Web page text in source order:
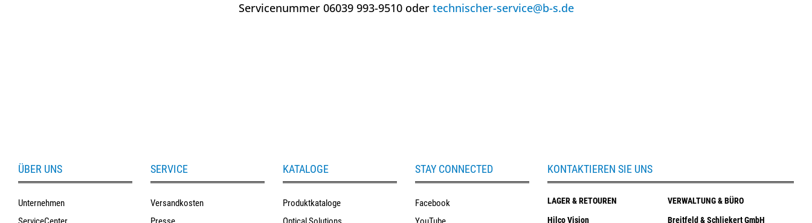
Servicenummer 06039 993-9510 oder technischer-service@b-s.de
ÜBER UNS
Unternehmen
SERVICE
Versandkosten
KATALOGE
Produktkataloge
STAY CONNECTED
Facebook
KONTAKTIEREN SIE UNS
LAGER & RETOUREN
Hilco Vision
VERWALTUNG & BÜRO
Breitfeld & Schliekert GmbH